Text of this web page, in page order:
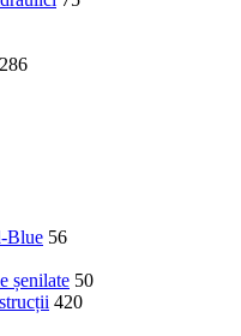
286
Blue 56
șenilate 50
420